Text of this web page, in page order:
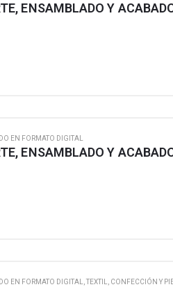
ENSAMBLADO Y
EN FORMATO DIGITAL
ENSAMBLADO Y
EN FORMATO DIGITAL TEXTIL, CONFECCIÓN Y